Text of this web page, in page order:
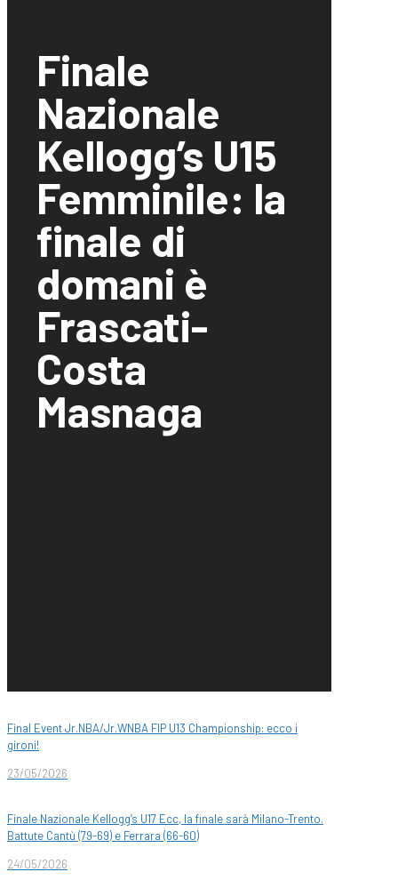
Finale
Nazionale
Kellogg’s U15
Femminile: la
finale di
domani è
Frascati-
Costa
Masnaga
Final Event Jr.NBA/Jr.WNBA FIP U13 Championship: ecco i
gironi!
23/05/2026
Finale Nazionale Kellogg’s U17 Ecc, la finale sarà Milano-Trento.
Battute Cantù (79-69) e Ferrara (66-60)
24/05/2026